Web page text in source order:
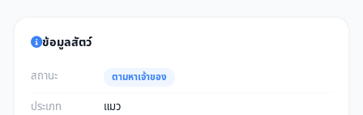
ข้อมูลสัตว์
สถานะ ตามหาเจ้าของ
ประเภท
แมว